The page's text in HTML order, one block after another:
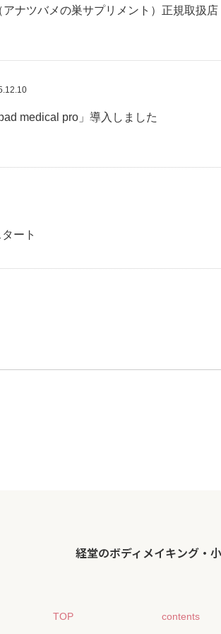
アナツバメの巣サプリメント）正規取扱店
pad medical pro」導入しました
ート
経堂のボディメイキング・
TOP contents